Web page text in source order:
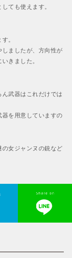
ても使えます。
。
しましたが、方向性が
きました。
武器はこれだけでは
器を用意していますの
女ジャンヌの銃など